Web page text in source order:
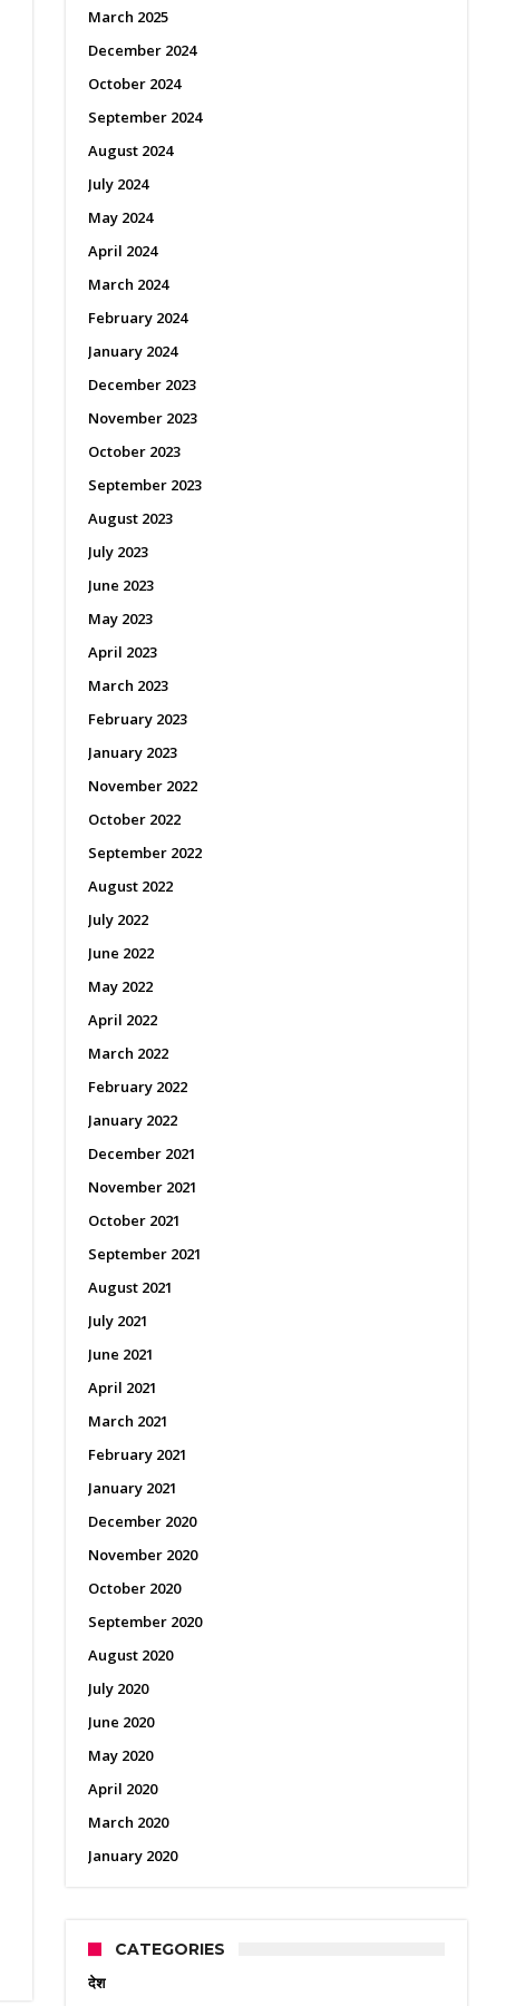
March 2025
December 2024
October 2024
September 2024
August 2024
July 2024
May 2024
April 2024
March 2024
February 2024
January 2024
December 2023
November 2023
October 2023
September 2023
August 2023
July 2023
June 2023
May 2023
April 2023
March 2023
February 2023
January 2023
November 2022
October 2022
September 2022
August 2022
July 2022
June 2022
May 2022
April 2022
March 2022
February 2022
January 2022
December 2021
November 2021
October 2021
September 2021
August 2021
July 2021
June 2021
April 2021
March 2021
February 2021
January 2021
December 2020
November 2020
October 2020
September 2020
August 2020
July 2020
June 2020
May 2020
April 2020
March 2020
January 2020
CATEGORIES
देश